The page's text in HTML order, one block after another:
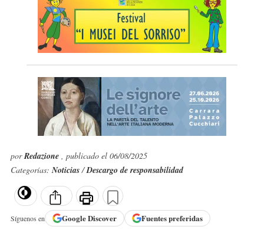
porRedazione , publicado el 06/08/2025
Categorías:Noticias/Descargo de responsabilidad
Síguenos en GoogleDiscover Fuentes preferidas